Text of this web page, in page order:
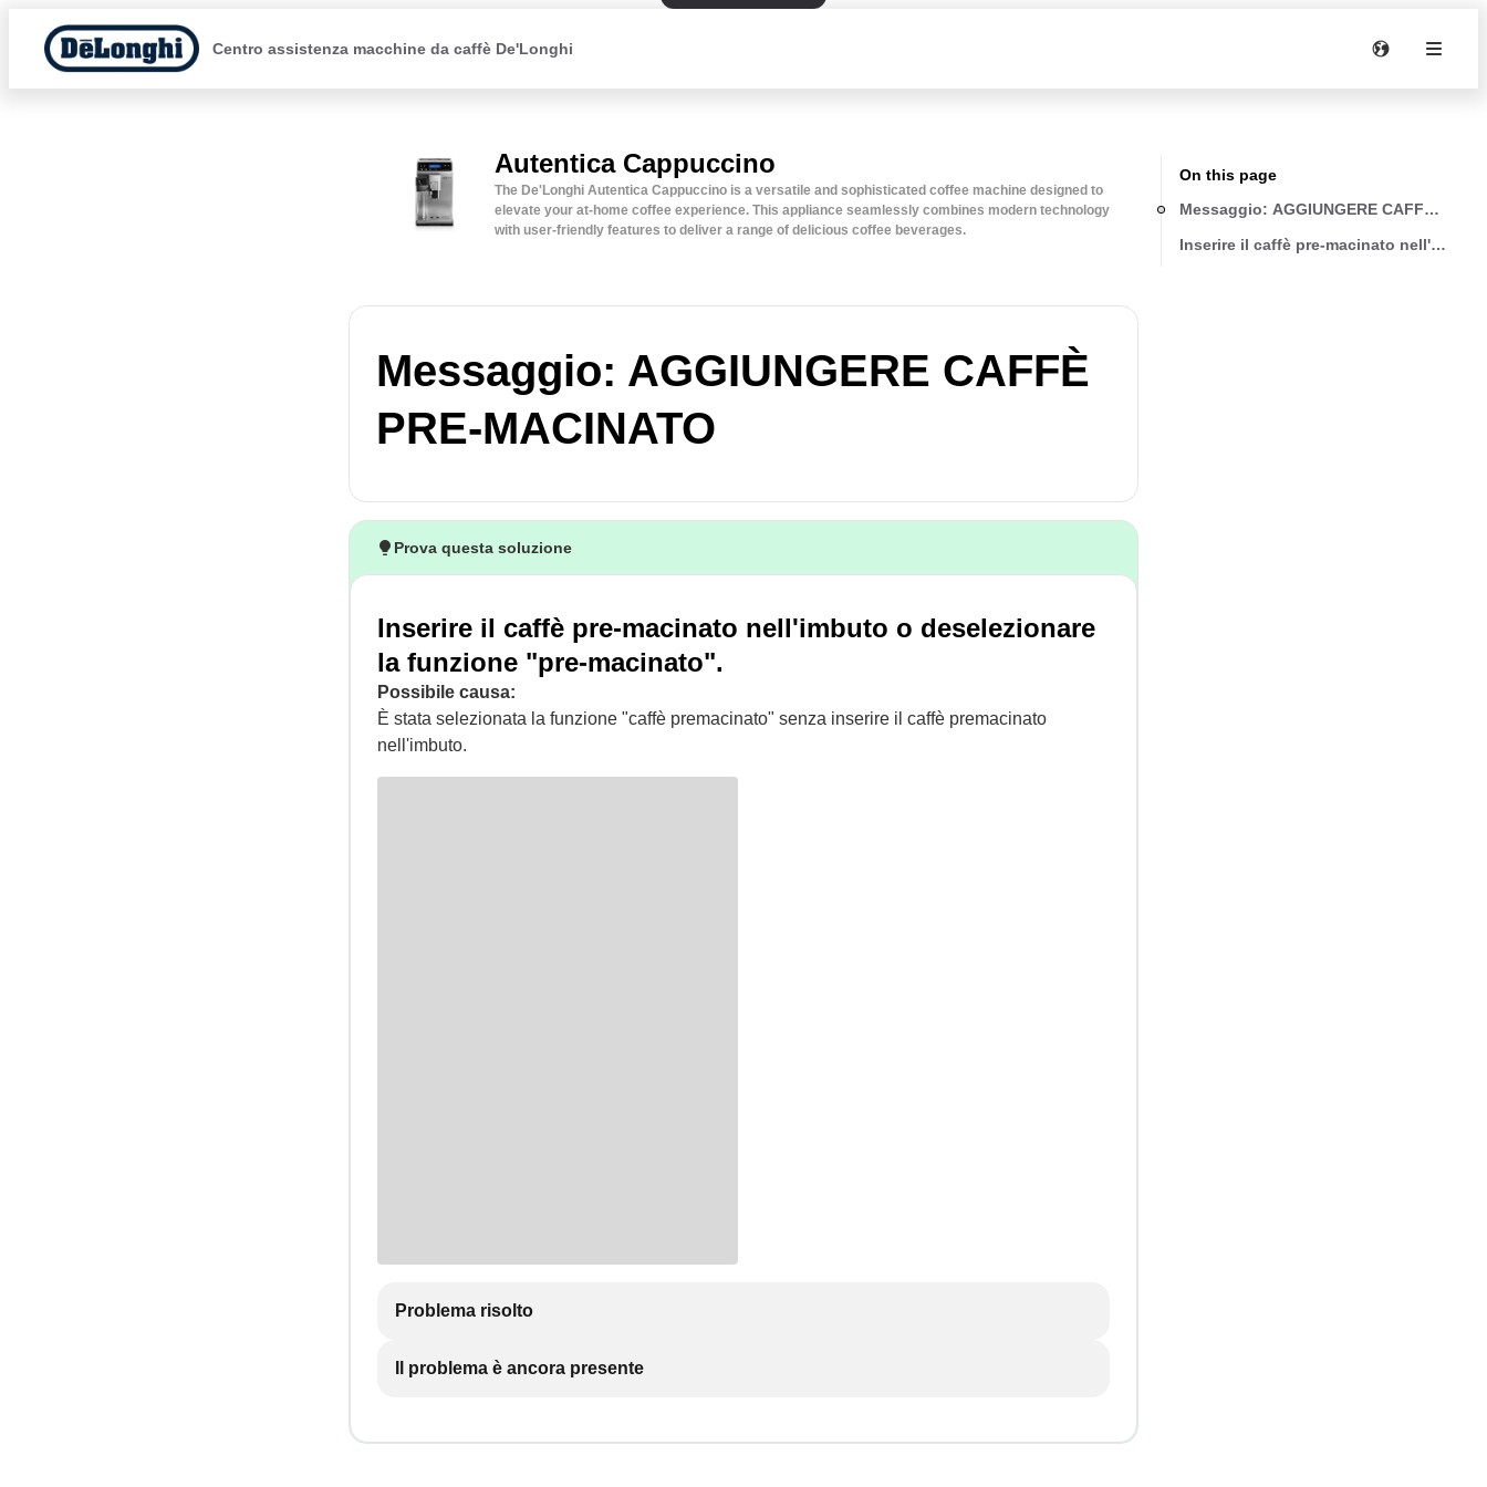
Centro assistenza macchine da caffè De'Longhi
Autentica Cappuccino
The De'Longhi Autentica Cappuccino is a versatile and sophisticated coffee machine designed to
elevate your at-home coffee experience. This appliance seamlessly combines modern technology
with user-friendly features to deliver a range of delicious coffee beverages.
Messaggio: AGGIUNGERE CAFFÈ
PRE-MACINATO
Prova questa soluzione
Inserire il caffè pre-macinato nell'imbuto o deselezionare
la funzione "pre-macinato".
Possibile causa:
È stata selezionata la funzione "caffè premacinato" senza inserire il caffè premacinato
nell'imbuto.
Problema risolto
Il problema è ancora presente
On this page
Messaggio: AGGIUNGERE CAFFÈ PRE-
Inserire il caffè pre-macinato